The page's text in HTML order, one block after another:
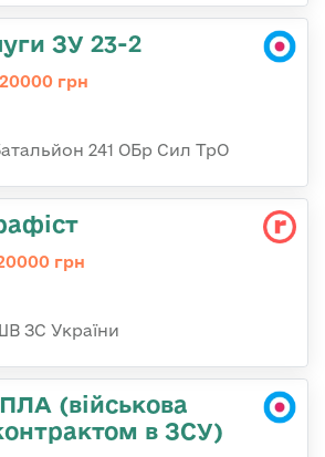
ЗУ 23-2
грн
241 ОБр Сил ТрО
грн
ЗС України
(військова
в ЗСУ)